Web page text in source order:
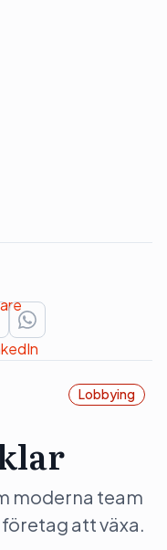
Lobbying
moderna team
att växa.